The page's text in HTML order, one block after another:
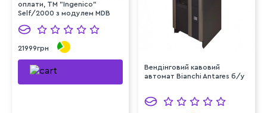
оплати, TM "Ingenico"
Self/2000 з модулем MDB
21999грн
Вендінговий кавовий
автомат Bianchi Antares б/у